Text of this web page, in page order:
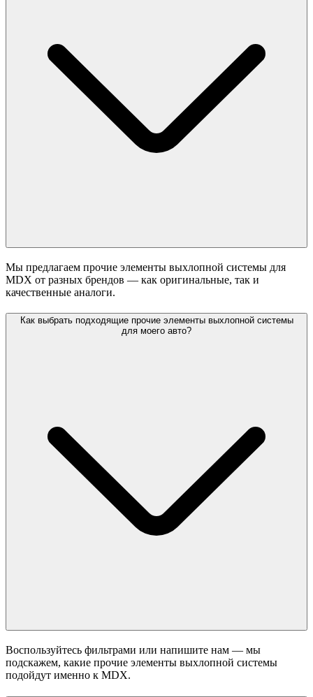
Мы предлагаем прочие элементы выхлопной системы для
MDX от разных брендов — как оригинальные, так и
качественные аналоги.
Как выбрать подходящие прочие элементы выхлопной системы
для моего авто?
Воспользуйтесь фильтрами или напишите нам — мы
подскажем, какие прочие элементы выхлопной системы
подойдут именно к MDX.